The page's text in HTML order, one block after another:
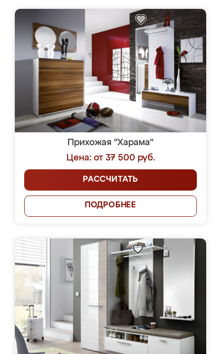
Прихожая "Харама"
Цена: от 37 500 руб.
РАССЧИТАТЬ
ПОДРОБНЕЕ